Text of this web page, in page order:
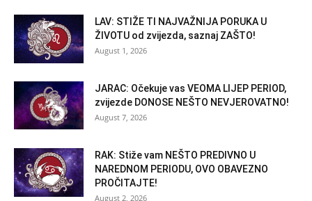
LAV: STIŽE TI NAJVAŽNIJA PORUKA U
ŽIVOTU od zvijezda, saznaj ZAŠTO!
August 1, 2026
JARAC: Očekuje vas VEOMA LIJEP PERIOD,
zvijezde DONOSE NEŠTO NEVJEROVATNO!
August 7, 2026
RAK: Stiže vam NEŠTO PREDIVNO U
NAREDNOM PERIODU, OVO OBAVEZNO
PROČITAJTE!
August 2, 2026